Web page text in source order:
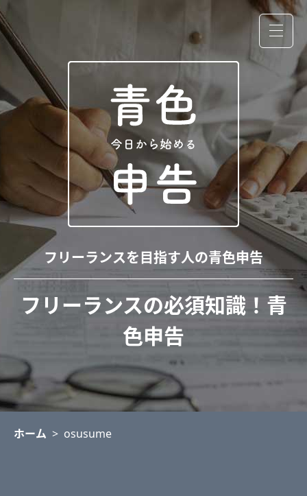
フリーランスを目指す人の青色申告
フリーランスの必須知識！青
色申告
ホーム > osusume